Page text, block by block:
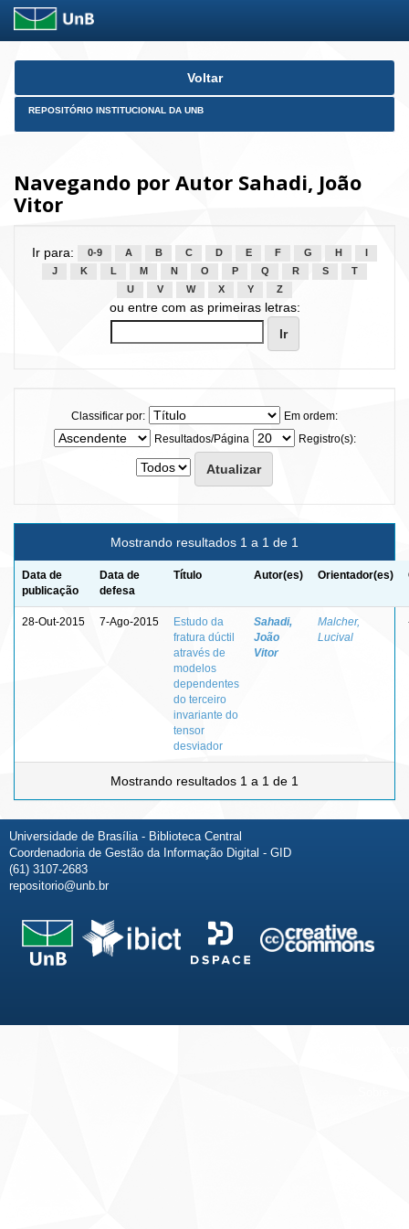
Skip
Voltar
REPOSITÓRIO INSTITUCIONAL DA UNB
Navegando por Autor Sahadi, João
Vitor
Ir para: 0-9 A B C D E F G H
J
K L M N O P Q R S
T
U
V W X Y Z
ou entre com as primeiras letras:
Classificar por:
Em ordem:
Resultados/Página
Registro(s):
Mostrando resultados 1 a 1 de 1
Data de
publicação
Data de
defesa
Título Autor(es) Orientador(es)
28-Out-2015 7-Ago-2015
Estudo da
fratura dúctil
através de
modelos
dependentes
do terceiro
invariante do
tensor
desviador
Sahadi,
João
Vitor
Malcher,
Lucival
Mostrando resultados 1 a 1 de 1
Universidade de Brasília - Biblioteca Central
Coordenadoria de Gestão da Informação Digital - GID
(61) 3107-2683
repositorio@unb.br